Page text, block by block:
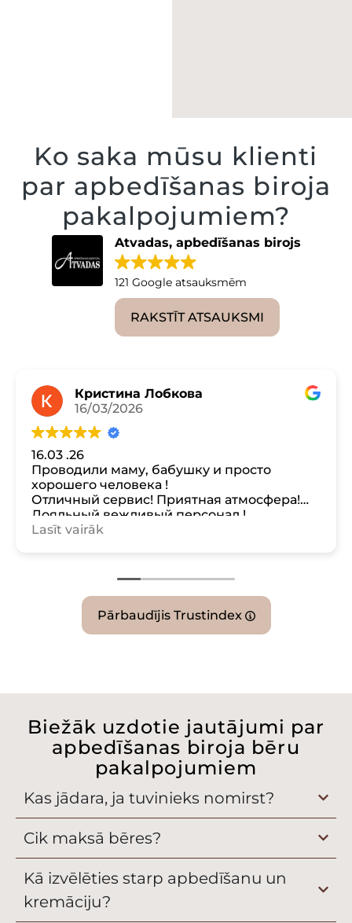
Ko saka mūsu klienti
par apbedīšanas biroja
pakalpojumiem?
Atvadas, apbedīšanas birojs
121 Google atsauksmēm
RAKSTĪT ATSAUKSMI
Кристина Лобкова
16/03/2026
16.03 .26
Проводили маму, бабушку и просто
хорошего человека !
Отличный сервис! Приятная атмосфера!
Лояльный вежливый персонал !
воспоминания!
Спасибо Вам , еще раз!
Lasīt vairāk
Pārbaudījis Trustindex
Biežāk uzdotie jautājumi par
apbedīšanas biroja bēru
pakalpojumiem
Kas jādara, ja tuvinieks nomirst?
Cik maksā bēres?
Kā izvēlēties starp apbedīšanu un
kremāciju?